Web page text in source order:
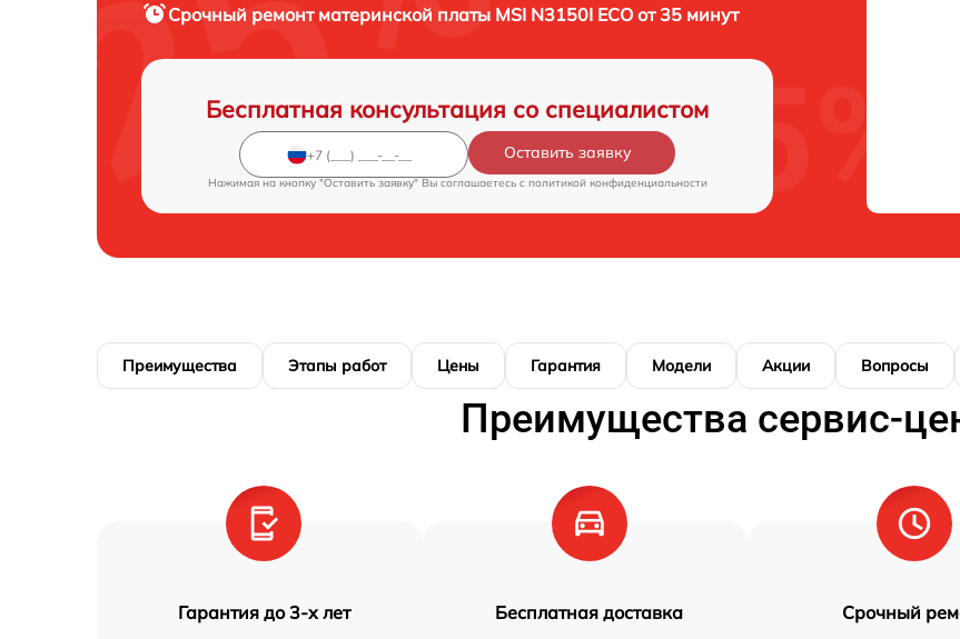
Срочный ремонт материнской платы MSI N3150I ECO от 35 минут
Бесплатная консультация со специалистом
Оставить заявку
Нажимая на кнопку "Оставить заявку" Вы соглашаетесь c политикой конфиденциальности
Преимущества Этапы работ Цены Гарантия Модели Акции Вопросы
Преимущества сервис-
Гарантия до 3-х лет Бесплатная доставка Срочный